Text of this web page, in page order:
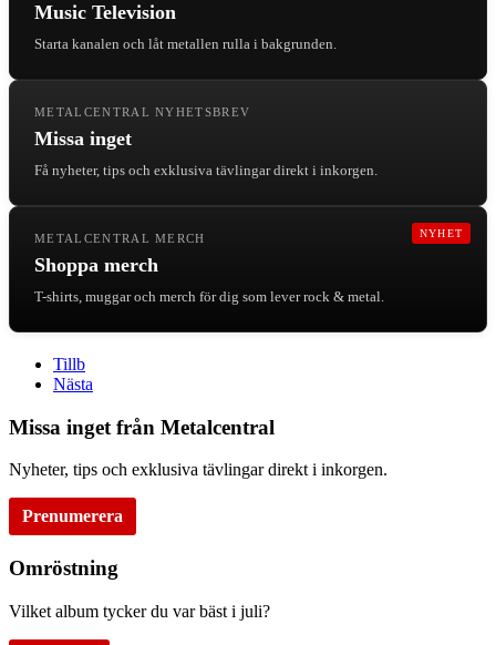
Music Television
Starta kanalen och låt metallen rulla i bakgrunden.
METALCENTRAL NYHETSBREV
Missa inget
Få nyheter, tips och exklusiva tävlingar direkt i inkorgen.
NYHET
METALCENTRAL MERCH
Shoppa merch
T-shirts, muggar och merch för dig som lever rock & metal.
Tillb
Nästa
Missa inget från Metalcentral
Nyheter, tips och exklusiva tävlingar direkt i inkorgen.
Prenumerera
Omröstning
Vilket album tycker du var bäst i juli?